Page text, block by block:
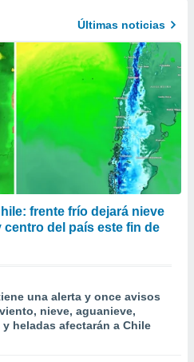
Últimas noticias
frente frío dejará nieve
del país este fin de
una alerta y once avisos
nieve, aguanieve,
heladas afectarán a Chile